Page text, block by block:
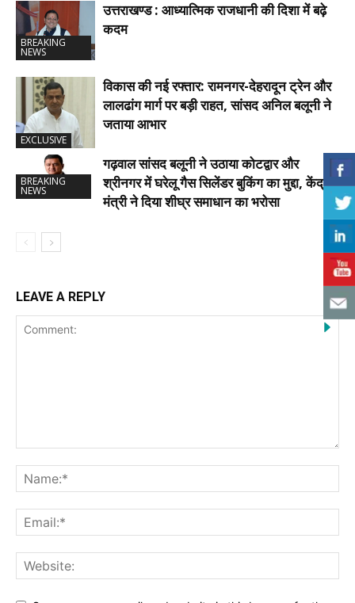
BREAKING
NEWS
उत्तराखण्ड : आध्यात्मिक राजधानी की दिशा में बढ़े
कदम
EXCLUSIVE
विकास की नई रफ्तार: रामनगर-देहरादून ट्रेन और
लालढांग मार्ग पर बड़ी राहत, सांसद अनिल बलूनी ने
जताया आभार
BREAKING
NEWS
गढ़वाल सांसद बलूनी ने उठाया कोटद्वार और
श्रीनगर में घरेलू गैस सिलेंडर बुकिंग का मुद्दा, केंद्रीय
मंत्री ने दिया शीघ्र समाधान का भरोसा
LEAVE A REPLY